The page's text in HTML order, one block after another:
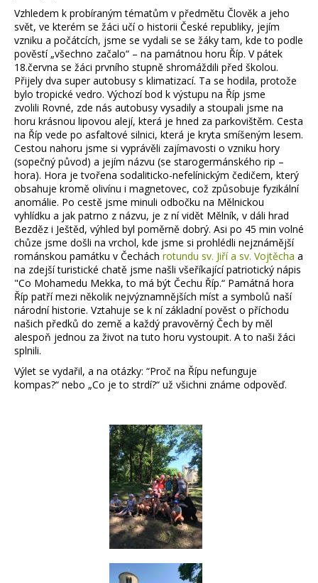
Vzhledem k probíraným tématům v předmětu Člověk a jeho
svět, ve kterém se žáci učí o historii České republiky, jejím
vzniku a počátcích, jsme se vydali se se žáky tam, kde to podle
pověstí „všechno začalo“ – na památnou horu Říp. V pátek
18.června se žáci prvního stupně shromáždili před školou.
Přijely dva super autobusy s klimatizací. Ta se hodila, protože
bylo tropické vedro. Výchozí bod k výstupu na Říp jsme
zvolili Rovné, zde nás autobusy vysadily a stoupali jsme na
horu krásnou lipovou alejí, která je hned za parkovištěm. Cesta
na Říp vede po asfaltové silnici, která je kryta smíšeným lesem.
Cestou nahoru jsme si vyprávěli zajímavosti o vzniku hory
(sopečný původ) a jejím názvu (se starogermánského rip –
hora). Hora je tvořena sodaliticko-nefelínickým čedičem, který
obsahuje kromě olivínu i magnetovec, což způsobuje fyzikální
anomálie. Po cestě jsme minuli odbočku na Mělnickou
vyhlídku a jak patrno z názvu, je z ní vidět Mělník, v dáli hrad
Bezděz i Ještěd, výhled byl poměrně dobrý. Asi po 45 min volné
chůze jsme došli na vrchol, kde jsme si prohlédli nejznámější
románskou památku v Čechách rotundu sv. Jiří a sv. Vojtěcha a
na zdejší turistické chatě jsme našli všeříkající patriotický nápis
"Co Mohamedu Mekka, to má být Čechu Říp.“ Památná hora
Říp patří mezi několik nejvýznamnějších míst a symbolů naší
národní historie. Vztahuje se k ní základní pověst o příchodu
našich předků do země a každý pravověrný Čech by měl
alespoň jednou za život na tuto horu vystoupit. A to naši žáci
splnili.
Výlet se vydařil, a na otázky: “Proč na Řípu nefunguje
kompas?“ nebo „Co je to strdí?“ už všichni známe odpověď.